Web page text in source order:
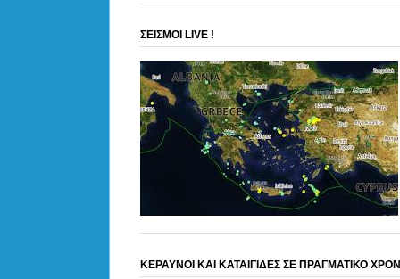
ΣΕΙΣΜΟΙ LIVE !
ΚΕΡΑΥΝΟΙ ΚΑΙ ΚΑΤΑΙΓΙΔΕΣ ΣΕ ΠΡΑΓΜΑΤΙΚΟ